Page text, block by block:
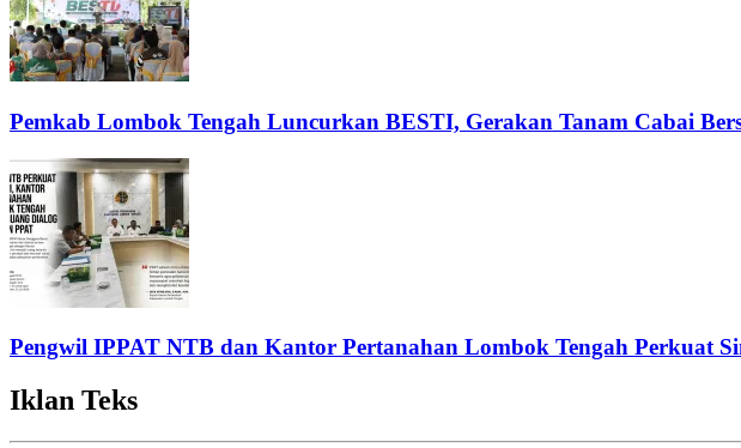
Pemkab Lombok Tengah Luncurkan BESTI, Gerakan Tanam Cabai
Pengwil IPPAT NTB dan Kantor Pertanahan Lombok Tengah Perkuat
Iklan Teks